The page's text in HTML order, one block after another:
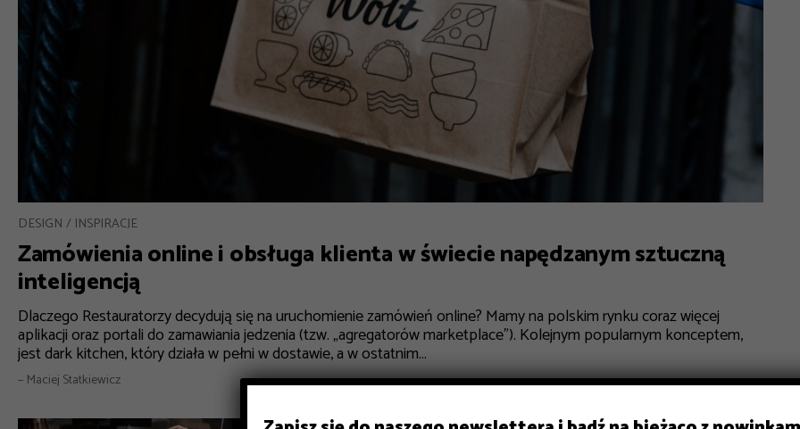
DESIGN INSPIRACJE
Zamówienia online i obsługa klienta w świecie napędzanym sztuczną
inteligencją
Dlaczego Restauratorzy decydują się na uruchomienie zamówień online? Mamy na polskim rynku coraz więcej
aplikacji oraz portali do zamawiania jedzenia (tzw. „agregatorów marketplace”). Kolejnym popularnym konceptem,
jest dark kitchen, który działa w pełni w dostawie, a w ostatnim...
– Maciej Statkiewicz